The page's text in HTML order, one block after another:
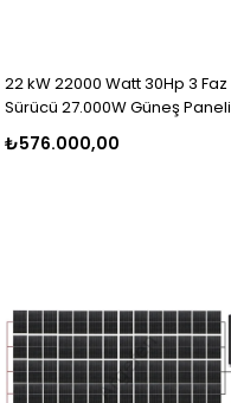
22 kW 22000 Watt 30Hp 3 Faz
Sürücü 27.000W Güneş Paneli
₺576.000,00